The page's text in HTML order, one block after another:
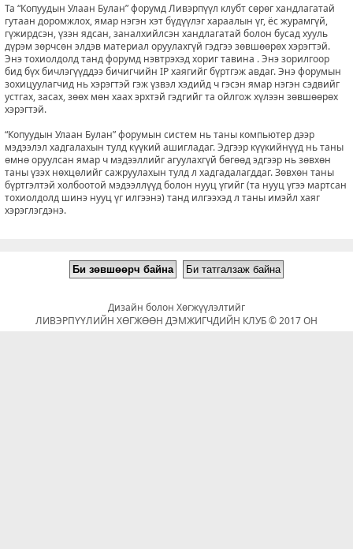
Та “Копуудын Улаан Булан” форумд Ливэрпүүл клубт сөрөг хандлагатай
гутаан доромжлох, ямар нэгэн хэт бүдүүлэг хараалын үг, ёс журамгүй,
гүжирдсэн, үзэн ядсан, заналхийлсэн хандлагатай болон бусад хууль
дүрэм зөрчсөн элдэв материал оруулахгүй гэдгээ зөвшөөрөх хэрэгтэй.
Энэ тохиолдолд танд форумд нэвтрэхэд хориг тавина . Энэ зорилгоор
бид бүх бичлэгүүддээ бичигчийн IP хаягийг бүртгэж авдаг. Энэ форумын
зохицуулагчид нь хэрэгтэй гэж үзвэл хэдийд ч гэсэн ямар нэгэн сэдвийг
устгах, засах, зөөх мөн хаах эрхтэй гэдгийг та ойлгож хүлээн зөвшөөрөх
хэрэгтэй.
“Копуудын Улаан Булан” форумын систем нь таны компьютер дээр
мэдээлэл хадгалахын тулд күүкий ашигладаг. Эдгээр күүкийнүүд нь таны
өмнө оруулсан ямар ч мэдээллийг агуулахгүй бөгөөд эдгээр нь зөвхөн
таны үзэх нөхцөлийг сажруулахын тулд л хадгадалагддаг. Зөвхөн таны
бүртгэлтэй холбоотой мэдээллүүд болон нууц үгийг (та нууц үгээ мартсан
тохиолдолд шинэ нууц үг илгээнэ) танд илгээхэд л таны имэйл хаяг
хэрэглэгдэнэ.
Дизайн болон Хөгжүүлэлтийг
ЛИВЭРПҮҮЛИЙН ХӨГЖӨӨН ДЭМЖИГЧДИЙН КЛУБ © 2017 ОН